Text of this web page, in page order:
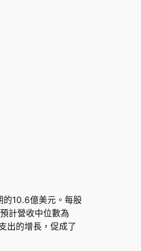
的10.6億美元。每股
計營收中位數為
出的增長，促成了